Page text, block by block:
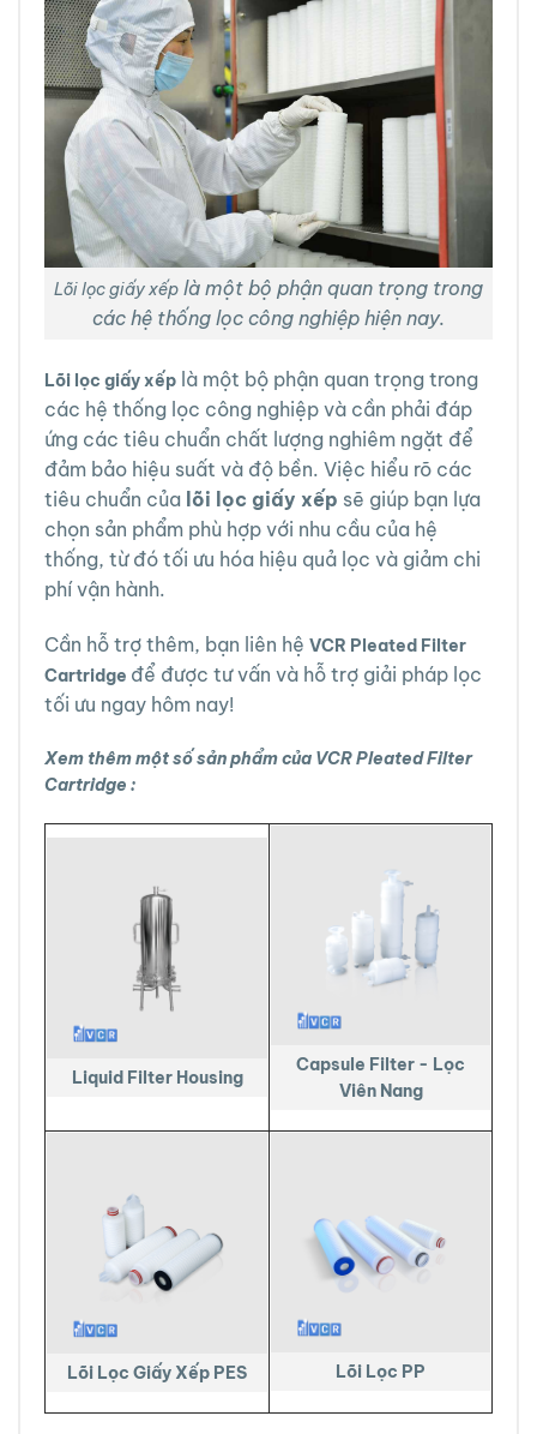
Lõi lọc giấy xếp là một bộ phận quan trọng trong
các hệ thống lọc công nghiệp hiện nay.
Lõi lọc giấy xếp là một bộ phận quan trọng trong
các hệ thống lọc công nghiệp và cần phải đáp
ứng các tiêu chuẩn chất lượng nghiêm ngặt để
đảm bảo hiệu suất và độ bền. Việc hiểu rõ các
tiêu chuẩn của lõi lọc giấy xếp sẽ giúp bạn lựa
chọn sản phẩm phù hợp với nhu cầu của hệ
thống, từ đó tối ưu hóa hiệu quả lọc và giảm chi
phí vận hành.
Cần hỗ trợ thêm, bạn liên hệ VCR Pleated Filter
Cartridge để được tư vấn và hỗ trợ giải pháp lọc
tối ưu ngay hôm nay!
Xem thêm một số sản phẩm của VCR Pleated Filter
Cartridge :
Liquid Filter Housing
Capsule Filter - Lọc
Viên Nang
Lõi Lọc Giấy Xếp PES Lõi Lọc PP